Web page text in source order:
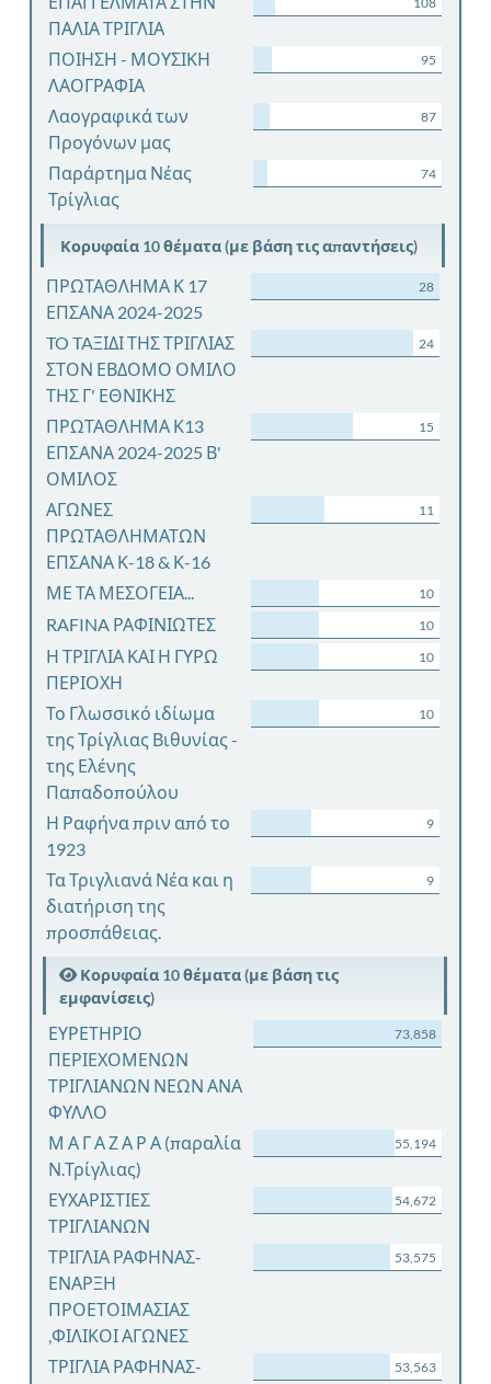
ΠΑΛΙΑ ΤΡΙΓΛΙΑ
ΠΟΙΗΣΗ - ΜΟΥΣΙΚΗ
ΛΑΟΓΡΑΦΙΑ
95
Λαογραφικά των
Προγόνων μας
87
Παράρτημα Νέας
Τρίγλιας
74
Κορυφαία 10 θέματα (με βάση τις απαντήσεις)
ΠΡΩΤΑΘΛΗΜΑ Κ 17
ΕΠΣΑΝΑ 2024-2025
28
TO TAΞΙΔΙ ΤΗΣ ΤΡΙΓΛΙΑΣ
ΣΤΟΝ ΕΒΔΟΜΟ ΟΜΙΛΟ
ΤΗΣ Γ' ΕΘΝΙΚΗΣ
24
ΠΡΩΤΑΘΛΗΜΑ Κ13
ΕΠΣΑΝΑ 2024-2025 Β'
ΟΜΙΛΟΣ
15
ΑΓΩΝΕΣ
ΠΡΩΤΑΘΛΗΜΑΤΩΝ
ΕΠΣΑΝΑ Κ-18 & Κ-16
11
ΜΕ ΤΑ ΜΕΣΟΓΕΙΑ... 10
RAFINA ΡΑΦΙΝΙΩΤΕΣ 10
Η ΤΡΙΓΛΙΑ ΚΑΙ Η ΓΥΡΩ
ΠΕΡΙΟΧΗ
10
Το Γλωσσικό ιδίωμα
της Τρίγλιας Βιθυνίας -
της Ελένης
Παπαδοπούλου
10
Η Ραφήνα πριν από το
1923
9
Τα Τριγλιανά Νέα και η
διατήριση της
προσπάθειας.
9
Κορυφαία 10 θέματα (με βάση τις
εμφανίσεις)
ΕΥΡΕΤΗΡΙΟ
ΠΕΡΙΕΧΟΜΕΝΩΝ
ΤΡΙΓΛΙΑΝΩΝ ΝΕΩΝ ΑΝΑ
ΦΥΛΛΟ
73,858
Μ Α Γ Α Ζ Α Ρ Α (παραλία
Ν.Τρίγλιας)
55,194
ΕΥΧΑΡΙΣΤΙΕΣ
ΤΡΙΓΛΙΑΝΩΝ
54,672
ΤΡΙΓΛΙΑ ΡΑΦΗΝΑΣ-
ΕΝΑΡΞΗ
ΠΡΟΕΤΟΙΜΑΣΙΑΣ
,ΦΙΛΙΚΟΙ ΑΓΩΝΕΣ
53,575
ΤΡΙΓΛΙΑ ΡΑΦΗΝΑΣ-
53,563